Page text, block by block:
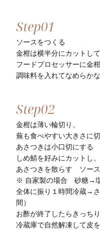
ソースをつくる
⾦柑は横半分にカットし
フードプロセッサーに⾦柑
調味料を⼊れてなめらか
⾦柑は薄い輪切り、
蕪も⾷べやすい⼤きさに切
あさつきは⼩⼝切にする
しめ鯖を好みにカットし
あさつきを散らす ソー
※ ⾃家製の場合 砂糖→
全体に振り１時間冷蔵→
間）
お酢が終了したらきっち
冷蔵庫で⾃然解凍して⽪